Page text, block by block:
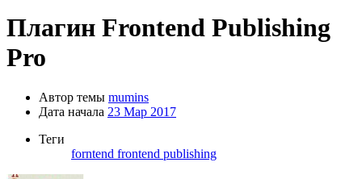
Плагин Frontend Publishing
Pro
Автор темы mumins
Дата начала 23 Мар 2017
Теги
forntend frontend publishing